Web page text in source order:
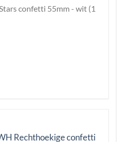
confetti 55mm - wit (1